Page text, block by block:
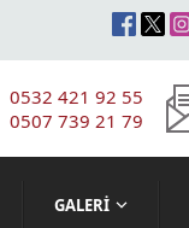
0532 421 92 55
0507 739 21 79
GALERI